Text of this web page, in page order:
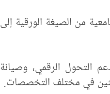
من الصيغة الورقية إلى
التحول الرقمي، وصيانة
في مختلف التخصصات.